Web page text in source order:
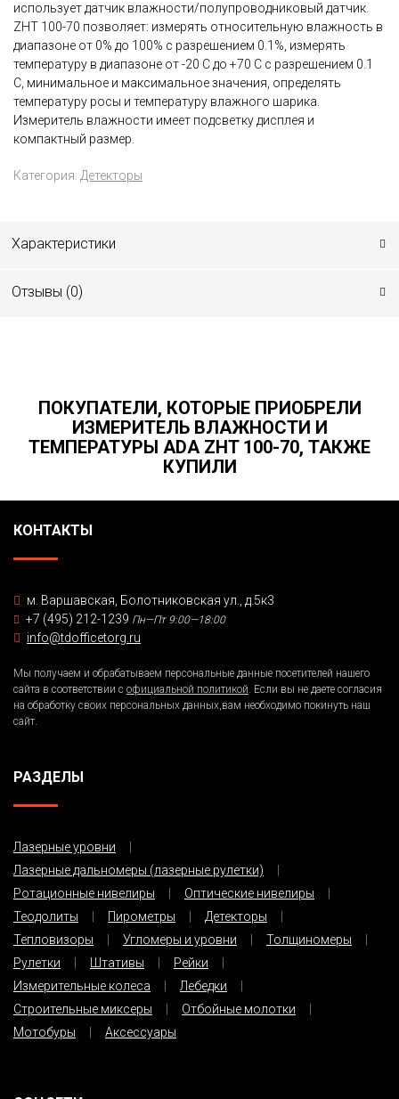
использует датчик влажности/полупроводниковый датчик.
ZHT 100-70 позволяет: измерять относительную влажность в
диапазоне от 0% до 100% с разрешением 0.1%, измерять
температуру в диапазоне от -20 С до +70 С с разрешением 0.1
С, минимальное и максимальное значения, определять
температуру росы и температуру влажного шарика.
Измеритель влажности имеет подсветку дисплея и
компактный размер.
Категория: Детекторы
Характеристики
Отзывы (0)
ПОКУПАТЕЛИ, КОТОРЫЕ ПРИОБРЕЛИ
ИЗМЕРИТЕЛЬ ВЛАЖНОСТИ И
ТЕМПЕРАТУРЫ ADA ZHT 100-70, ТАКЖЕ
КУПИЛИ
КОНТАКТЫ
м. Варшавская, Болотниковская ул., д.5к3
+7 (495) 212-1239 Пн—Пт 9:00—18:00
info@tdofficetorg.ru
Мы получаем и обрабатываем персональные данные посетителей нашего
сайта в соответствии с официальной политикой. Если вы не даете согласия
на обработку своих персональных данных,вам необходимо покинуть наш
сайт.
РАЗДЕЛЫ
Лазерные уровни
Лазерные дальномеры (лазерные рулетки)
Ротационные нивелиры
Оптические нивелиры
Теодолиты
Пирометры
Детекторы
Тепловизоры
Угломеры и уровни
Толщиномеры
Рулетки
Штативы
Рейки
Измерительные колеса
Лебедки
Строительные миксеры
Отбойные молотки
Мотобуры
Аксессуары